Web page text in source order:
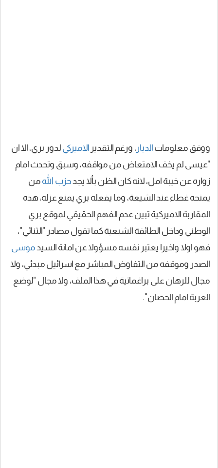
ووفق معلومات الديار ، ورغم التقدير الاميركي لدور بري، الا ان
"عيسى لم يخف الامتعاض من مواقفه، وسبق وتحدث امام
زواره عن خيبة امل، لانه كان الظن بألا يجد حزب الله من
يمنحه غطاء عند الشيعة، وما يفعله بري يمنع عزله، هذه
المقاربة الاميركية تبين عدم الفهم الحقيقي لموقع بري
الوطني وداخل الطائفة الشيعية كما تقول مصادر "الثنائي"،
فهو اولا واخيرا يعتبر نفسه مسؤولا عن امانة السيد موسى
الصدر وموقفه من التفاوض المباشر مع اسرائيل مبدئي، ولا
مجال للرهان على براغماتية في هذا الملف، ولا مجال "لوضع
العربة امام الحصان".